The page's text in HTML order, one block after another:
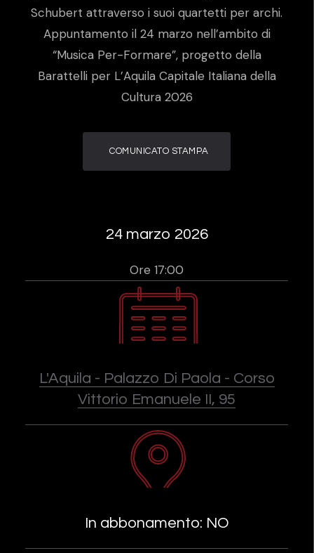
Schubert attraverso i suoi quartetti per archi.
Appuntamento il 24 marzo nell’ambito di
“Musica Per-Formare”, progetto della
Barattelli per L’Aquila Capitale Italiana della
Cultura 2026
COMUNICATO STAMPA
24 marzo 2026
Ore 17:00
L'Aquila - Palazzo Di Paola - Corso
Vittorio Emanuele II, 95
In abbonamento: NO